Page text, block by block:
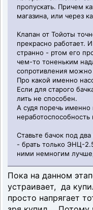
пропускать. Причем
магазина, или через
Клапан от Тойоты
прекрасно работает.
странно - ртом его
чем-то тоненьким
сопротивления можно
Про какой именно
Если для старого
лить не способен.
А судя поречь
Ставьте бачок под
- брать только ЭНЦ-
ними немногим
Пока на данном
устраивает, да
просто напрягает